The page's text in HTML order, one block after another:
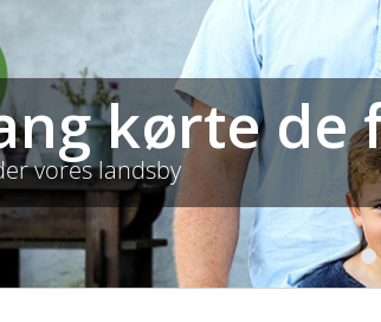
kørte de
vores landsby